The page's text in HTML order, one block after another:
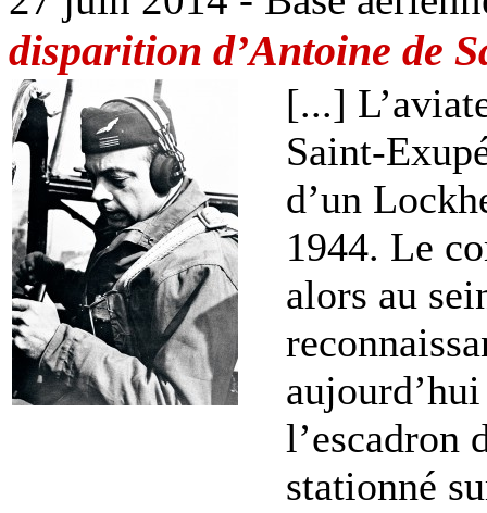
disparition d’Antoine de
[...]
Saint-
d’un
1944. Le
alors au
l’escadron
stationné